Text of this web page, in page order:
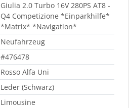
Giulia 2.0 Turbo 16V 280PS AT8 -
Q4 Competizione *Einparkhilfe*
*Matrix* *Navigation*
Neufahrzeug
#476478
Rosso Alfa Uni
Leder (Schwarz)
Limousine